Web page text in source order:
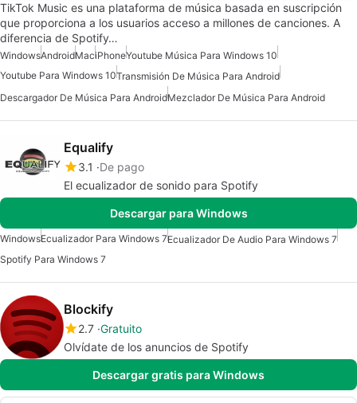
TikTok Music es una plataforma de música basada en suscripción
que proporciona a los usuarios acceso a millones de canciones. A
diferencia de Spotify…
WindowsAndroidMaciPhoneYoutube Música Para Windows 10
Youtube Para Windows 10Transmisión De Música Para Android
Descargador De Música Para AndroidMezclador De Música Para Android
Equalify
3.1
De pago
El ecualizador de sonido para Spotify
Descargar para Windows
WindowsEcualizador Para Windows 7Ecualizador De Audio Para Windows 7
Spotify Para Windows 7
Blockify
2.7 Gratuito
Olvídate de los anuncios de Spotify
Descargar gratis para Windows